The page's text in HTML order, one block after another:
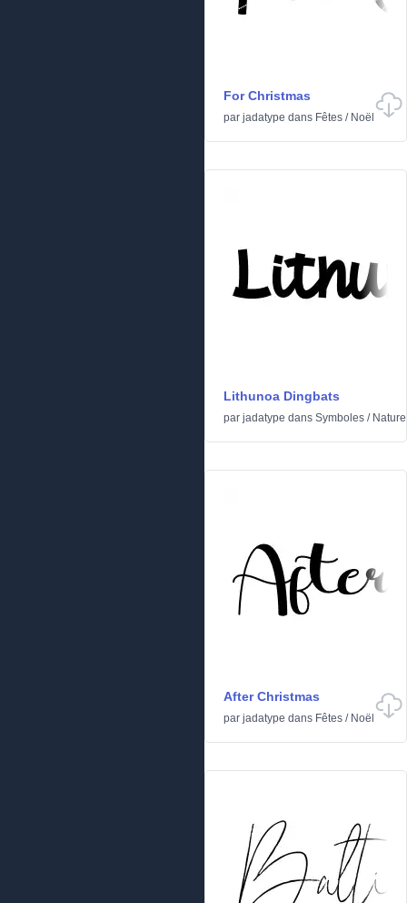
For Christmas
par jadatype dans Fêtes / Noël
Lithunoa Dingbats
par jadatype dans Symboles / Nature
After Christmas
par jadatype dans Fêtes / Noël